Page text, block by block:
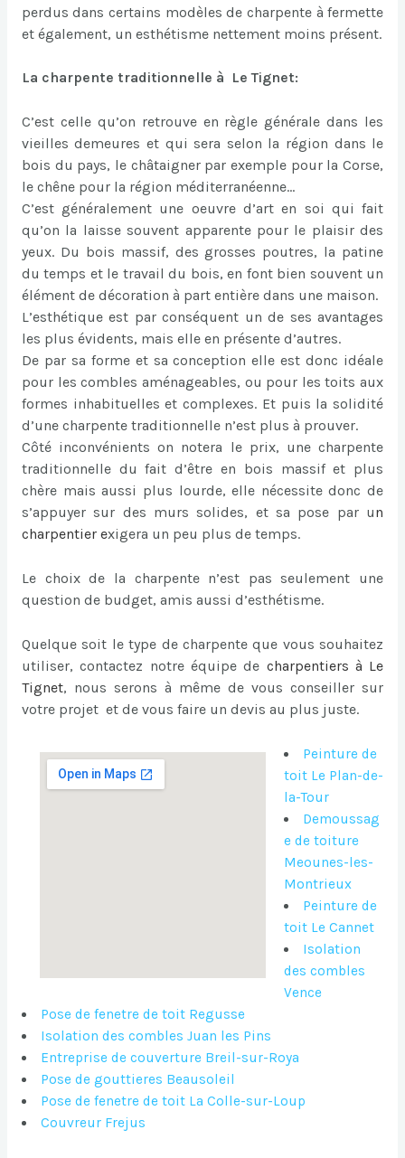
perdus dans certains modèles de charpente à fermette
et également, un esthétisme nettement moins présent.
La charpente traditionnelle à Le Tignet:
C’est celle qu’on retrouve en règle générale dans les
vieilles demeures et qui sera selon la région dans le
bois du pays, le châtaigner par exemple pour la Corse,
le chêne pour la région méditerranéenne…
C’est généralement une oeuvre d’art en soi qui fait
qu’on la laisse souvent apparente pour le plaisir des
yeux. Du bois massif, des grosses poutres, la patine
du temps et le travail du bois, en font bien souvent un
élément de décoration à part entière dans une maison.
L’esthétique est par conséquent un de ses avantages
les plus évidents, mais elle en présente d’autres.
De par sa forme et sa conception elle est donc idéale
pour les combles aménageables, ou pour les toits aux
formes inhabituelles et complexes. Et puis la solidité
d’une charpente traditionnelle n’est plus à prouver.
Côté inconvénients on notera le prix, une charpente
traditionnelle du fait d’être en bois massif et plus
chère mais aussi plus lourde, elle nécessite donc de
s’appuyer sur des murs solides, et sa pose par un
charpentier exigera un peu plus de temps.
Le choix de la charpente n’est pas seulement une
question de budget, amis aussi d’esthétisme.
Quelque soit le type de charpente que vous souhaitez
utiliser, contactez notre équipe de charpentiers à Le
Tignet, nous serons à même de vous conseiller sur
votre projet et de vous faire un devis au plus juste.
Peinture de
toit Le Plan-de-
la-Tour
Demoussag
e de toiture
Meounes-les-
Montrieux
Peinture de
toit Le Cannet
Isolation
des combles
Vence
Pose de fenetre de toit Regusse
Isolation des combles Juan les Pins
Entreprise de couverture Breil-sur-Roya
Pose de gouttieres Beausoleil
Pose de fenetre de toit La Colle-sur-Loup
Couvreur Frejus